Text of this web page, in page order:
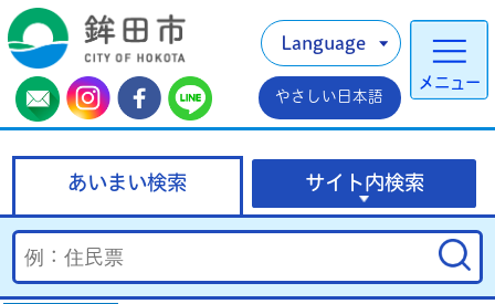
メニュー
Language
やさしい日本語
あいまい検索 サイト内検索